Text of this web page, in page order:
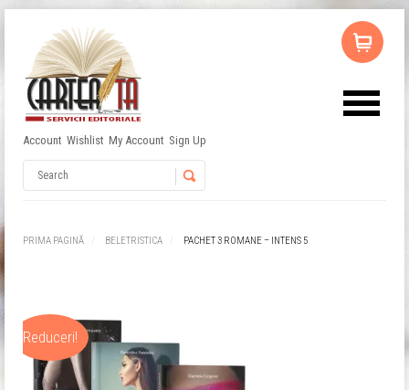
Account Wishlist My Account Sign Up
PRIMA PAGINĂ BELETRISTICA PACHET 3 ROMANE – INTENS 5
Reduceri!